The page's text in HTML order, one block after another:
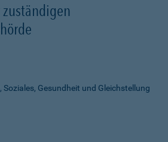
Gesundheit und Gleichstellung